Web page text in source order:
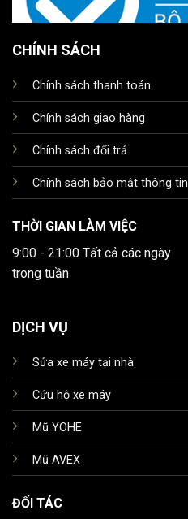
CHÍNH SÁCH
Chính sách thanh toán
Chính sách giao hàng
Chính sách đổi trả
Chính sách bảo mật thông tin
THỜI GIAN LÀM VIỆC
9:00 - 21:00 Tất cả các ngày
trong tuần
DỊCH VỤ
Sửa xe máy tại nhà
Cứu hộ xe máy
Mũ YOHE
Mũ AVEX
ĐỐI TÁC